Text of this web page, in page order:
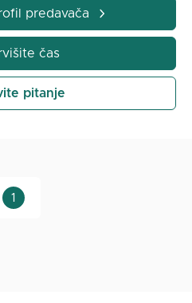
predavača
čas
pitanje
1